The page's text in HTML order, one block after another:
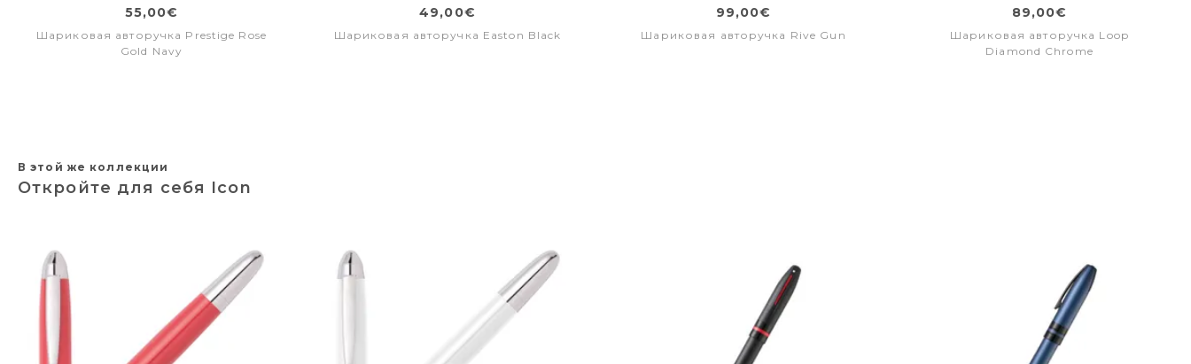
55,00€
Шариковая авторучка Prestige Rose
Gold Navy
49,00€
Шариковая авторучка Easton Black
99,00€
Шариковая авторучка Rive Gun
89,00€
Шариковая авторучка Loop
Diamond Chrome
В этой же коллекции
Откройте для себя Icon